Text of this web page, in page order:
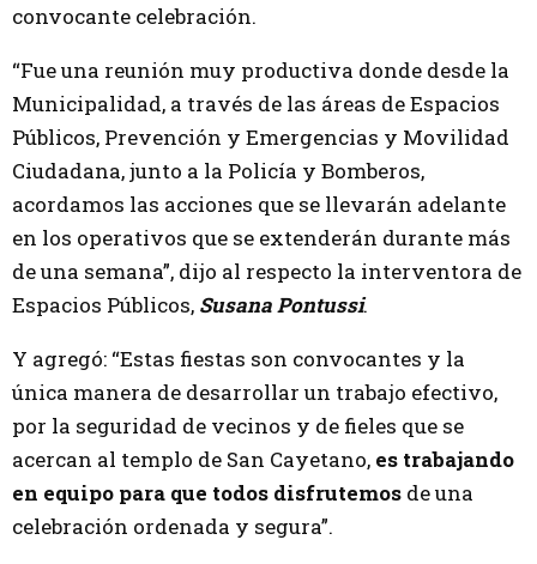
convocante celebración.
“Fue una reunión muy productiva donde desde la
Municipalidad, a través de las áreas de Espacios
Públicos, Prevención y Emergencias y Movilidad
Ciudadana, junto a la Policía y Bomberos,
acordamos las acciones que se llevarán adelante
en los operativos que se extenderán durante más
de una semana”, dijo al respecto la interventora de
Espacios Públicos, Susana Pontussi.
Y agregó: “Estas fiestas son convocantes y la
única manera de desarrollar un trabajo efectivo,
por la seguridad de vecinos y de fieles que se
acercan al templo de San Cayetano, es trabajando
en equipo para que todos disfrutemos de una
celebración ordenada y segura”.